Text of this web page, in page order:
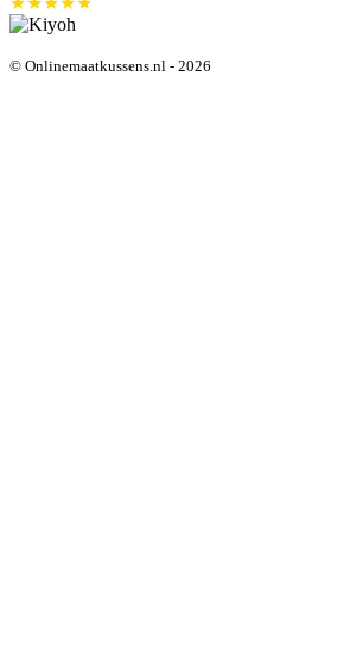
© Onlinemaatkussens.nl - 2026